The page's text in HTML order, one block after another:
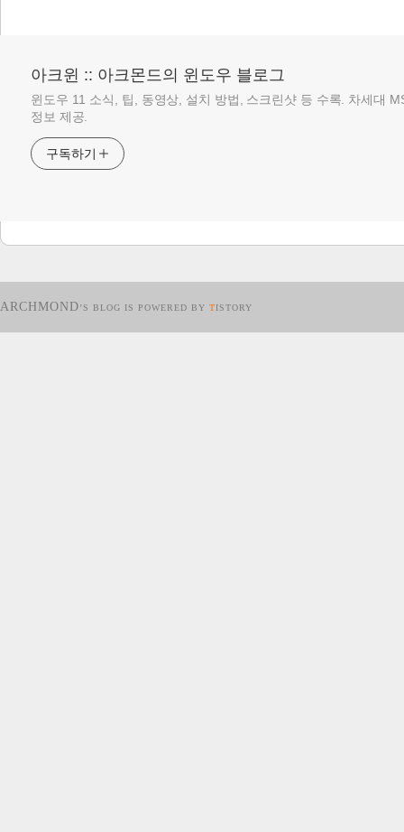
아크윈 :: 아크몬드의 윈도우 블로그
윈도우 11 소식, 팁, 동영상, 설치 방법, 스크린샷 등 수록. 차세대
정보 제공.
구독하기
ARCHMOND’S BLOG IS POWERED BY T ISTORY